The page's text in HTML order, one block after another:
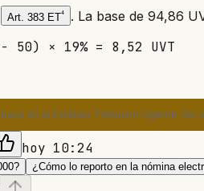
Art. 383 ET⁴ . La base de 94,86
50) × 19% = 8,52 UVT
en el Estatuto Tributario vigente. No
hoy 10:24
¿Cómo lo reporto en la nómina